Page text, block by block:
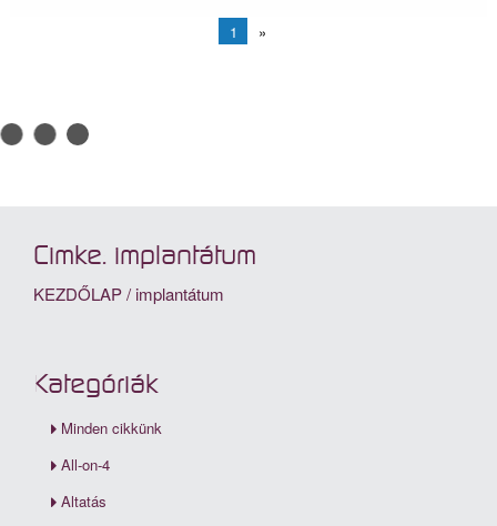
Cimke: implantátum
KEZDŐLAP/ implantátum
Kategóriák
Minden cikkünk
All-on-4
Altatás
1 »